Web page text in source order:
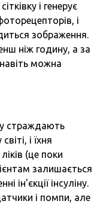
і генерує
і
зображення.
ніж годину, а за
можна
страждають
і їхня
(це поки
залишається
ін'єкції інсуліну.
і помпи, але